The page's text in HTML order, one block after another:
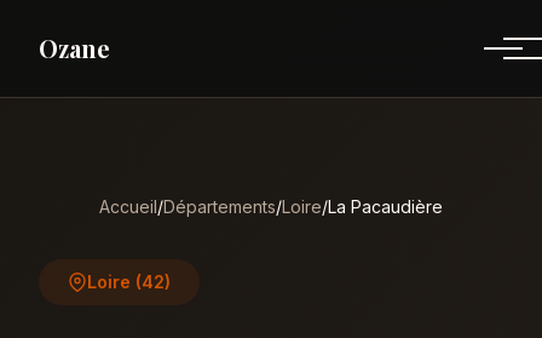
Ozane
Accueil/Départements/Loire/La Pacaudière
Loire (42)